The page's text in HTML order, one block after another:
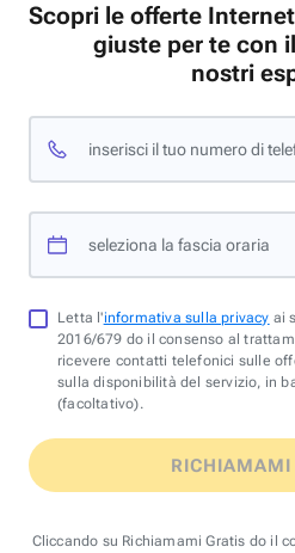
Scopri le offerte
giuste per te con
nostri
inserisci il tuo numero di
seleziona la fascia oraria
Letta l'informativa sulla privacy ai
2016/679 do il consenso al
ricevere contatti telefonici sulle
sulla disponibilità del servizio, in
(facoltativo).
RICHIAMAMI
Cliccando su Richiamami Gratis do il